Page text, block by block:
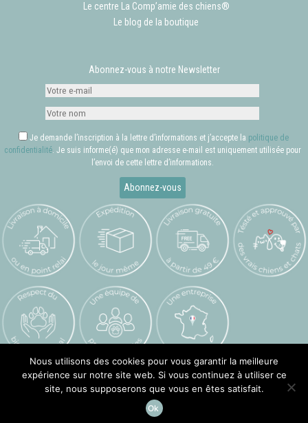
Le centre La Comp’amie des chiens®
Le blog de la boutique
Abonnez-vous à notre Newsletter
Je demande l’inscription à la lettre d’informations et j’accepte la politique de
confidentialité. Je suis informe(é) que mon adresse e-mail est uniquement utilisée pour
l’envoi de cette lettre d’informations.
Valcreuse © 2026 –Mentions légales–Crédits
Nous utilisons des cookies pour vous garantir la meilleure
expérience sur notre site web. Si vous continuez à utiliser ce
site, nous supposerons que vous en êtes satisfait.
Ok